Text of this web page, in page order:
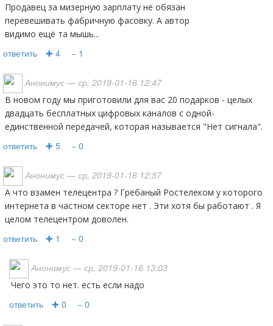
Продавец за мизерную зарплату не обязан
перевешивать фабричную фасовку. А автор
видимо ещё та мышь...
ответить ✚ 4 − 1
Анонимус — ср, 2019-01-16 12:47
В новом году мы приготовили для вас 20 подарков - целых
двадцать бесплатных цифровых каналов с одной-
единственной передачей, которая называется "Нет сигнала".
ответить ✚ 5 − 0
Анонимус — ср, 2019-01-16 12:57
А что взамен телецентра ? Грёбаный Ростелеком у которого
интернета в частном секторе нет . Эти хотя бы работают . Я
целом телецентром доволен.
ответить ✚ 1 − 0
Анонимус — ср, 2019-01-16 13:03
чего это то нет. есть если надо
ответить ✚ 0 − 0